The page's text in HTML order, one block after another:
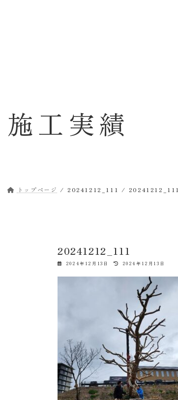
施工実績
トップページ 20241212_111 20241212_111
20241212_111
2024年12月13日
最
更
2024年12月13日